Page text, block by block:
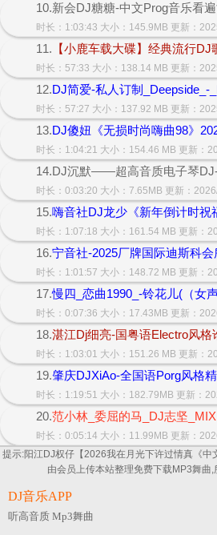
10.新会DJ糖糖-中文Prog音乐看
时长：1:03:43 大小：145.9MB 更新：
11. 【小鹿车载大碟】经典流行DJ
时长：57:33 大小：138.14 MB 更新：
12.DJ简爱-私人订制_Deepside_-
时长：57:27 大小：137.92 MB 更新：
13.DJ傻妞《无损时尚嗨曲98》
时长：1:04:21 大小：154.46 MB 更新：
14.DJ沉默——超高音质电子琴
时长：0:03:20 大小：7.65MB 更新：
15.嗨音社DJ龙少《新年倒计时祝
时长：1:07:18 大小：161.54 MB 更新：
16.宁音社-2025厂牌国际迪斯科
时长：1:01:57 大小：148.72 MB 更新：
17.慢四_恋曲1990_-铃花儿(（女
时长：0:07:36 大小：17.43MB 更新：
18.湛江Dj细亮-国粤语Electro风格
时长：1:03:01 大小：151.26 MB 更新：
19.肇庆DJXiAo-全国语Porg风格
时长：1:19:51 大小：182.79MB 更新：
20.范小林_委屈的马_DJ志坚_MIX
时长：0:05:14 大小：11.99MB 更新：
提示:阳江DJ权仔【2026我在月光下许过情真《中
由会员上传本站整理免费下载MP3舞曲,
DJ音乐APP
听高音质 Mp3舞曲